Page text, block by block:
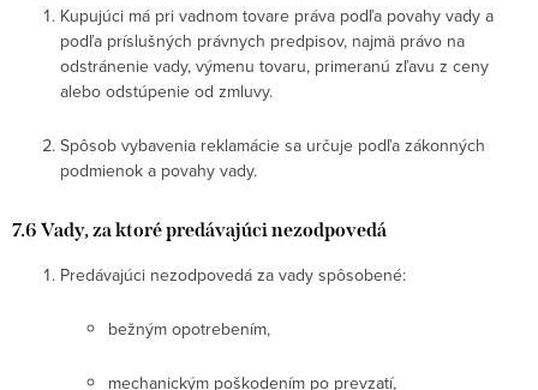
Kupujúci má pri vadnom tovare práva podľa povahy vady a
podľa príslušných právnych predpisov, najmä právo na
odstránenie vady, výmenu tovaru, primeranú zľavu z ceny
alebo odstúpenie od zmluvy.
Spôsob vybavenia reklamácie sa určuje podľa zákonných
podmienok a povahy vady.
7.6 Vady, za ktoré predávajúci nezodpovedá
Predávajúci nezodpovedá za vady spôsobené:
bežným opotrebením,
mechanickým poškodením po prevzatí,